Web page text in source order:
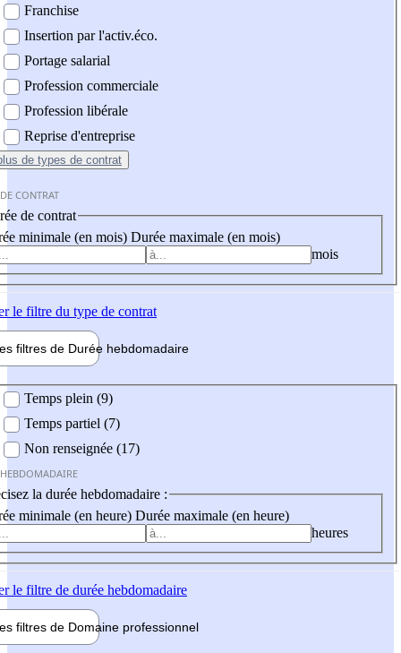
Franchise
Insertion par l'activ.éco.
Portage salarial
Profession commerciale
Profession libérale
Reprise d'entreprise
de types de contrat
CONTRAT
de contrat
minimale (en mois) Durée maximale (en mois)
mois
le filtre du type de contrat
filtres de Durée hebdomadaire
Temps plein (9)
Temps partiel (7)
Non renseignée (17)
la durée hebdomadaire :
minimale (en heure) Durée maximale (en heure)
heures
le filtre de durée hebdomadaire
filtres de Domaine professionnel